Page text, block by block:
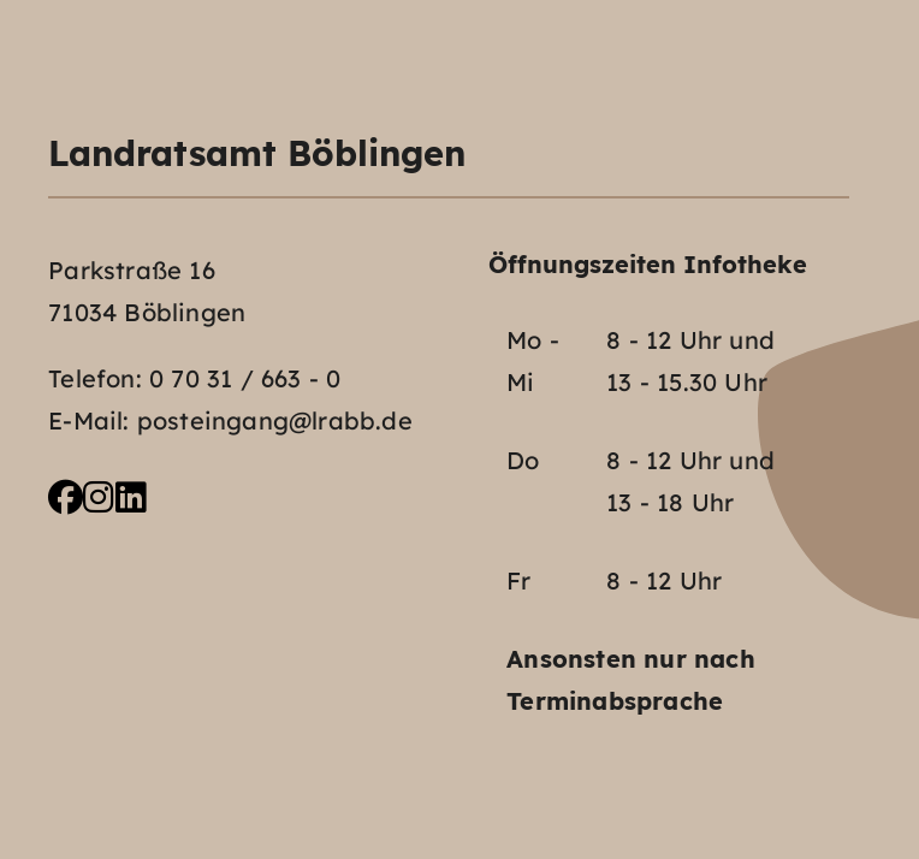
Landratsamt Böblingen
Parkstraße 16
71034 Böblingen
Telefon: 0 70 31 / 663 - 0
E-Mail: posteingang@lrabb.de
Öffnungszeiten Infotheke
Mo -
Mi
8 - 12 Uhr und
13 - 15.30 Uhr
Do
8 - 12 Uhr und
13 - 18 Uhr
Fr 8 - 12 Uhr
Ansonsten nur nach
Terminabsprache